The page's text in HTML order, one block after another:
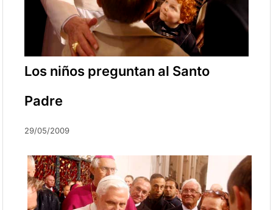
Los niños preguntan al Santo
Padre
29/05/2009